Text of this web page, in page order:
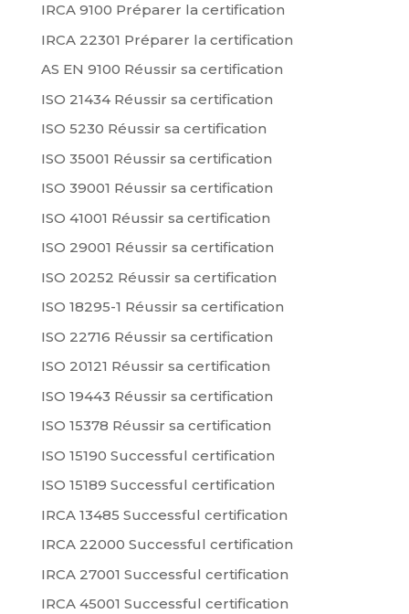
IRCA 9100 Préparer la certification
IRCA 22301 Préparer la certification
AS EN 9100 Réussir sa certification
ISO 21434 Réussir sa certification
ISO 5230 Réussir sa certification
ISO 35001 Réussir sa certification
ISO 39001 Réussir sa certification
ISO 41001 Réussir sa certification
ISO 29001 Réussir sa certification
ISO 20252 Réussir sa certification
ISO 18295-1 Réussir sa certification
ISO 22716 Réussir sa certification
ISO 20121 Réussir sa certification
ISO 19443 Réussir sa certification
ISO 15378 Réussir sa certification
ISO 15190 Successful certification
ISO 15189 Successful certification
IRCA 13485 Successful certification
IRCA 22000 Successful certification
IRCA 27001 Successful certification
IRCA 45001 Successful certification